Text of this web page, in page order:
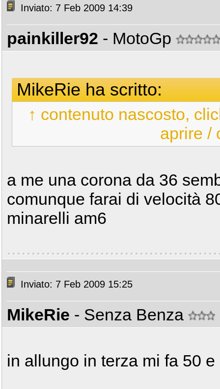
Inviato: 7 Feb 2009 14:39
painkiller92 - MotoGp
MikeRie ha scritto:
↑ contenuto nascosto,
aprire /
a me una corona da 36
comunque farai di velocità
minarelli am6
Inviato: 7 Feb 2009 15:25
MikeRie - Senza Benza
in allungo in terza mi fa 50